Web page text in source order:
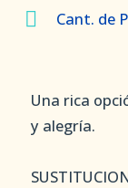
Cant. de
Una rica
y alegría.